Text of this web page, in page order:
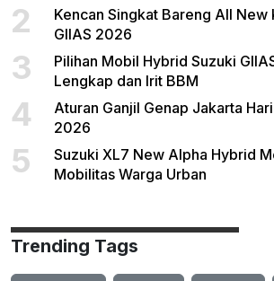
2
Kencan Singkat Bareng All New
GIIAS 2026
3
Pilihan Mobil Hybrid Suzuki
Lengkap dan Irit BBM
4
Aturan Ganjil Genap Jakarta
2026
5
Suzuki XL7 New Alpha Hybrid
Mobilitas Warga Urban
Trending Tags